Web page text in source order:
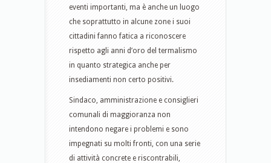
eventi importanti, ma è anche un luogo
che soprattutto in alcune zone i suoi
cittadini fanno fatica a riconoscere
rispetto agli anni d’oro del termalismo
in quanto strategica anche per
insediamenti non certo positivi.
Sindaco, amministrazione e consiglieri
comunali di maggioranza non
intendono negare i problemi e sono
impegnati su molti fronti, con una serie
di attività concrete e riscontrabili,